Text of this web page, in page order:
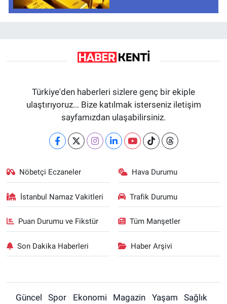
Türkiye'den haberleri sizlere genç bir ekiple
ulaştırıyoruz... Bize katılmak isterseniz iletişim
sayfamızdan ulaşabilirsiniz.
Nöbetçi Eczaneler Hava Durumu
İstanbul Namaz Vakitleri Trafik Durumu
Puan Durumu ve Fikstür Tüm Manşetler
Son Dakika Haberleri Haber Arşivi
Güncel Spor Ekonomi Magazin Yaşam Sağlık